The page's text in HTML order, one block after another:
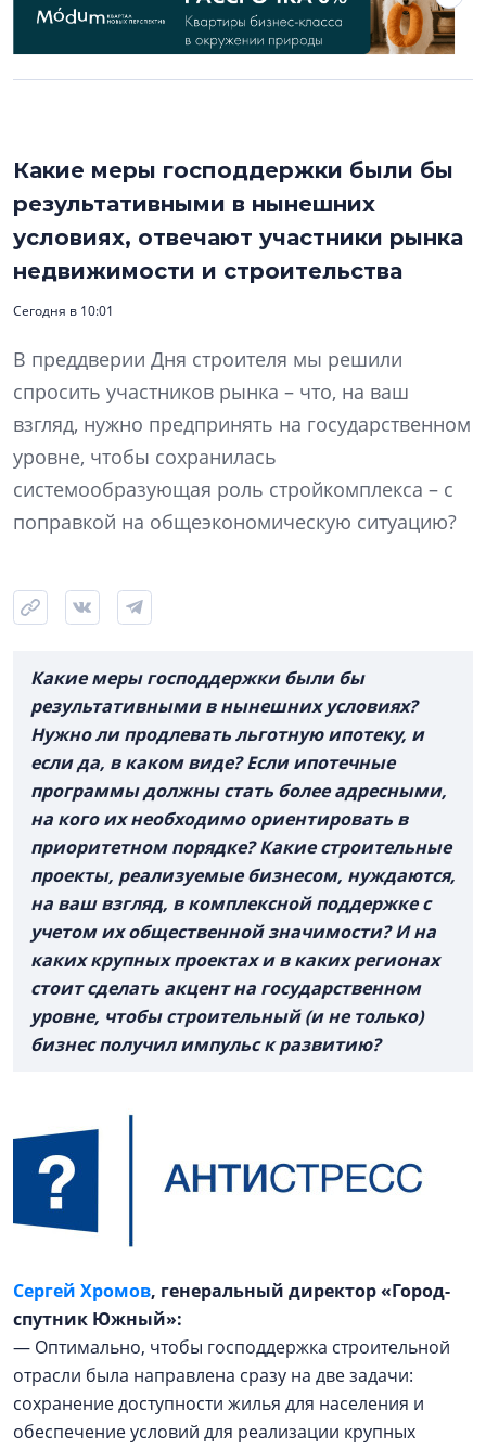
Какие меры господдержки были бы
результативными в нынешних
условиях, отвечают участники рынка
недвижимости и строительства
Сегодня в 10:01
В преддверии Дня строителя мы решили
спросить участников рынка – что, на ваш
взгляд, нужно предпринять на государственном
уровне, чтобы сохранилась
системообразующая роль стройкомплекса – с
поправкой на общеэкономическую ситуацию?
Какие меры господдержки были бы
результативными в нынешних условиях?
Нужно ли продлевать льготную ипотеку, и
если да, в каком виде? Если ипотечные
программы должны стать более адресными,
на кого их необходимо ориентировать в
приоритетном порядке? Какие строительные
проекты, реализуемые бизнесом, нуждаются,
на ваш взгляд, в комплексной поддержке с
учетом их общественной значимости? И на
каких крупных проектах и в каких регионах
стоит сделать акцент на государственном
уровне, чтобы строительный (и не только)
бизнес получил импульс к развитию?
Сергей Хромов, генеральный директор «Город-
спутник Южный»:
— Оптимально, чтобы господдержка строительной
отрасли была направлена сразу на две задачи:
сохранение доступности жилья для населения и
обеспечение условий для реализации крупных